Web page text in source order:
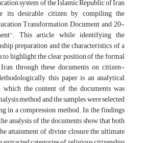
system of the Islamic Republic of Iran
its desirable citizen by compiling the
Transformation Document and 20-
This article, while identifying the
preparation and the characteristics of a
to highlight the clear position of the formal
through these documents on citizen-
this paper is an analytical
the content of the documents was
method and the samples were selected
in a compression method. In the findings
analysis of the documents show that both
attainment of divine closure the ultimate